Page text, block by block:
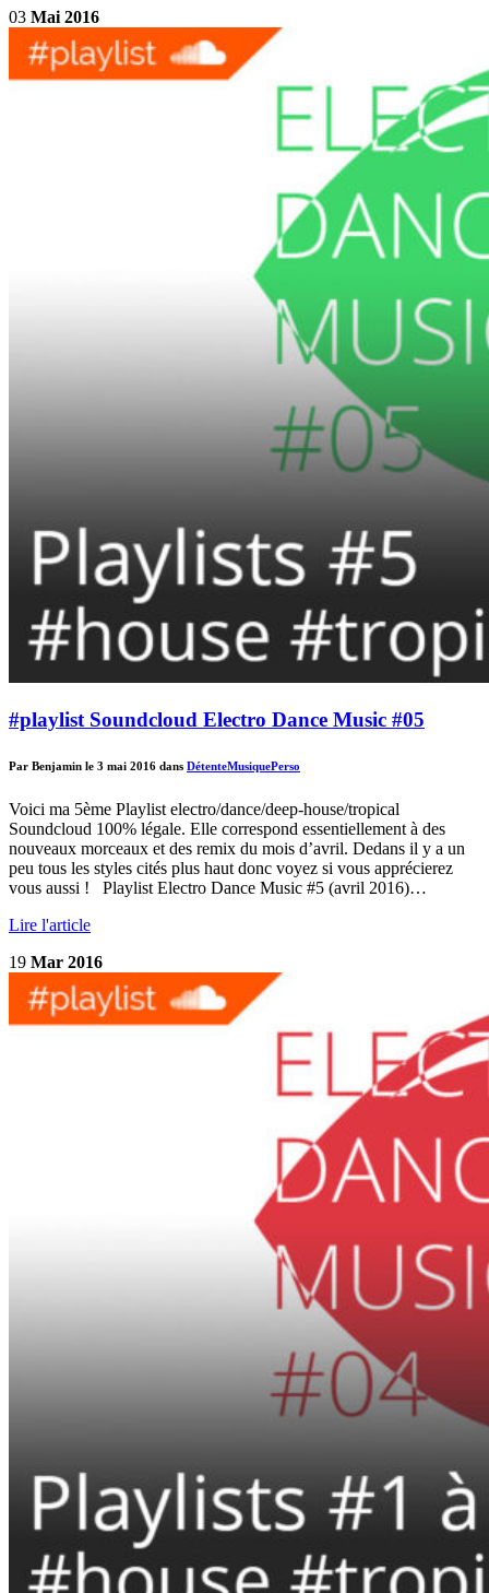
03 Mai 2016
#playlist Soundcloud Electro Dance Music #05
Par Benjamin le 3 mai 2016 dans DétenteMusiquePerso
Voici ma 5ème Playlist electro/dance/deep-house/tropical
Soundcloud 100% légale. Elle correspond essentiellement à des
nouveaux morceaux et des remix du mois d’avril. Dedans il y a un
peu tous les styles cités plus haut donc voyez si vous apprécierez
vous aussi ! Playlist Electro Dance Music #5 (avril 2016)…
Lire l'article
19 Mar 2016